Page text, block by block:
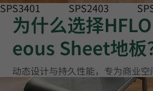
SPS3401 SPS2403
为什么选择
eous Sheet地板
动态设计与持久性能，专为商业空